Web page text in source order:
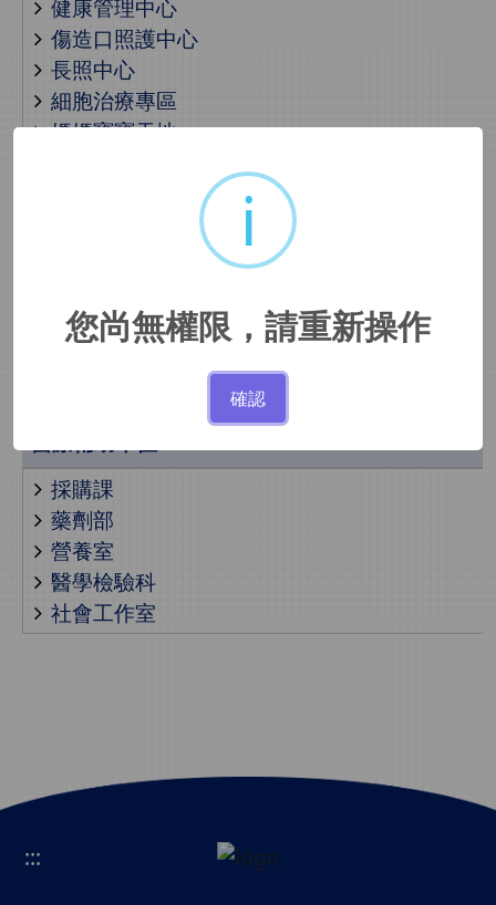
健康管理中心
傷造口照護中心
長照中心
細胞治療專區
媽媽寶寶天地
骨質疏鬆照護中心
兒少保護親善醫療中心
社區健康中心
採購課
藥劑部
營養室
醫學檢驗科
社會工作室
:::
i
您尚無權限，請重新操作
確認